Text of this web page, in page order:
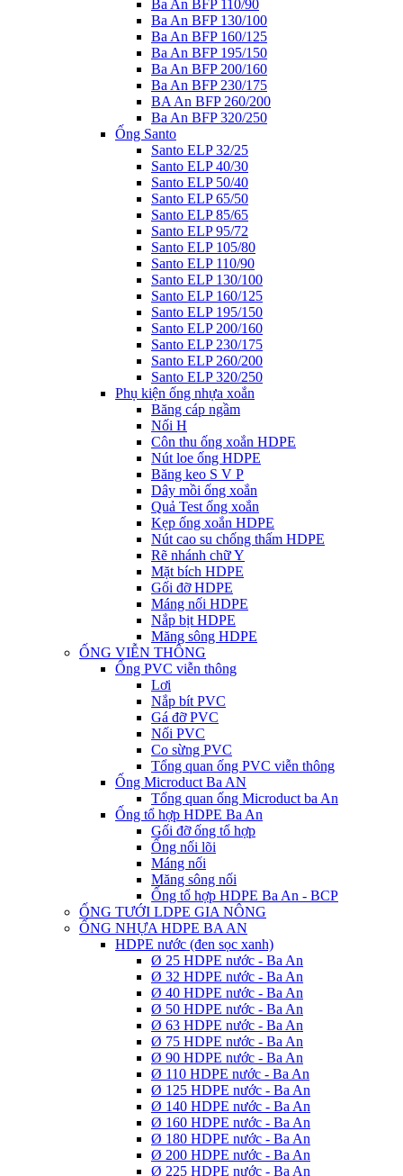
Ba An BFP 110/90
Ba An BFP 130/100
Ba An BFP 160/125
Ba An BFP 195/150
Ba An BFP 200/160
Ba An BFP 230/175
BA An BFP 260/200
Ba An BFP 320/250
Ống Santo
Santo ELP 32/25
Santo ELP 40/30
Santo ELP 50/40
Santo ELP 65/50
Santo ELP 85/65
Santo ELP 95/72
Santo ELP 105/80
Santo ELP 110/90
Santo ELP 130/100
Santo ELP 160/125
Santo ELP 195/150
Santo ELP 200/160
Santo ELP 230/175
Santo ELP 260/200
Santo ELP 320/250
Phụ kiện ống nhựa xoắn
Băng cáp ngầm
Nối H
Côn thu ống xoắn HDPE
Nút loe ống HDPE
Băng keo S V P
Dây mồi ống xoắn
Quả Test ống xoắn
Kẹp ống xoắn HDPE
Nút cao su chống thấm HDPE
Rẽ nhánh chữ Y
Mặt bích HDPE
Gối đỡ HDPE
Máng nối HDPE
Nắp bịt HDPE
Măng sông HDPE
ỐNG VIỄN THÔNG
Ống PVC viễn thông
Lơi
Nắp bít PVC
Gá đỡ PVC
Nối PVC
Co sừng PVC
Tổng quan ống PVC viễn thông
Ống Microduct Ba AN
Tổng quan ống Microduct ba An
Ống tổ hợp HDPE Ba An
Gối đỡ ống tổ hợp
Ống nối lõi
Máng nối
Măng sông nối
Ống tổ hợp HDPE Ba An - BCP
ỐNG TƯỚI LDPE GIA NÔNG
ỐNG NHỰA HDPE BA AN
HDPE nước (đen sọc xanh)
Ø 25 HDPE nước - Ba An
Ø 32 HDPE nước - Ba An
Ø 40 HDPE nước - Ba An
Ø 50 HDPE nước - Ba An
Ø 63 HDPE nước - Ba An
Ø 75 HDPE nước - Ba An
Ø 90 HDPE nước - Ba An
Ø 110 HDPE nước - Ba An
Ø 125 HDPE nước - Ba An
Ø 140 HDPE nước - Ba An
Ø 160 HDPE nước - Ba An
Ø 180 HDPE nước - Ba An
Ø 200 HDPE nước - Ba An
Ø 225 HDPE nước - Ba An